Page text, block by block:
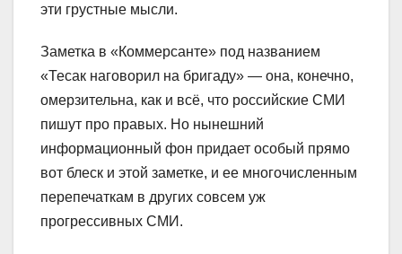
эти грустные мысли.
Заметка в «Коммерсанте» под названием
«Тесак наговорил на бригаду» — она, конечно,
омерзительна, как и всё, что российские СМИ
пишут про правых. Но нынешний
информационный фон придает особый прямо
вот блеск и этой заметке, и ее многочисленным
перепечаткам в других совсем уж
прогрессивных СМИ.